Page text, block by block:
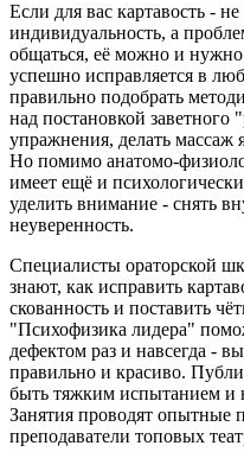
Если для вас картавость -
индивидуальность, а
общаться, её можно и
успешно исправляется в
правильно подобрать
над постановкой
упражнения, делать массаж
Но помимо анатомо-
имеет ещё и
уделить внимание - снять
неуверенность.
Специалисты ораторской
знают, как исправить
скованность и поставить
"Психофизика лидера"
дефектом раз и навсегда -
правильно и красиво.
быть тяжким испытанием и
Занятия проводят опытные
преподаватели топовых